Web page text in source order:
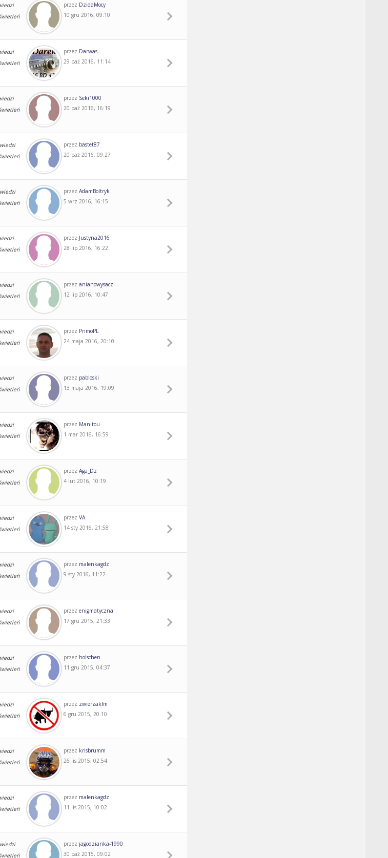
przez DzidaMocy
10 gru 2016, 09:10
przez Darwas
29 paź 2016, 11:14
przez Seki1000
20 paź 2016, 16:19
przez bastet87
20 paź 2016, 09:27
przez AdamBoltryk
5 wrz 2016, 16:15
przez Justyna2016
28 lip 2016, 16:22
przez anianowysacz
12 lip 2016, 10:47
przez PrimoPL
24 maja 2016, 20:10
przez pabloski
13 maja 2016, 19:09
przez Manitou
1 mar 2016, 16:59
przez Aga_Dz
4 lut 2016, 10:19
przez VA
14 sty 2016, 21:58
przez malenkagdz
9 sty 2016, 11:22
przez enigmatyczna
17 gru 2015, 21:33
przez holschen
11 gru 2015, 04:37
przez zwierzakfm
6 gru 2015, 20:10
przez krisbrumm
26 lis 2015, 02:54
przez malenkagdz
11 lis 2015, 10:02
przez jagodzianka-1990
30 paź 2015, 09:02